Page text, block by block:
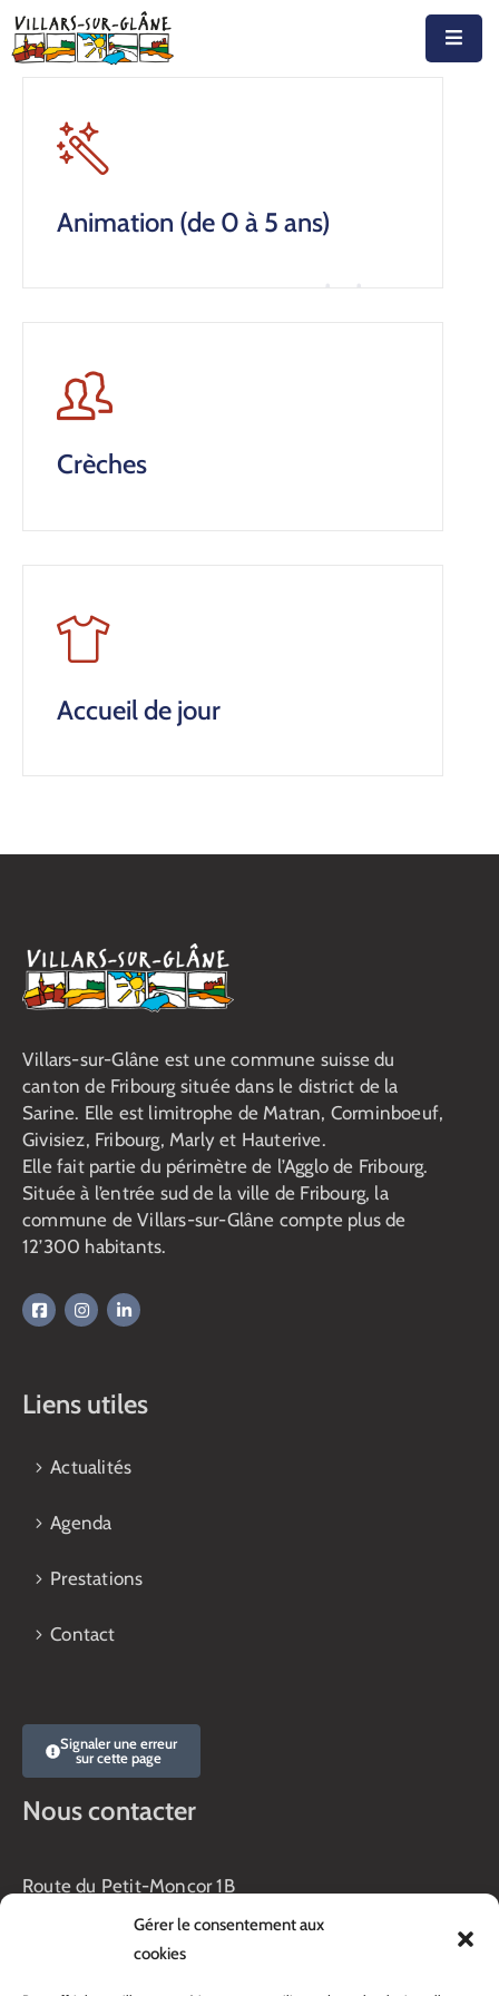
Gérer le consentement aux
cookies
Actualités
Découvrir
Emplois
Animation (de 0 à 5 ans)
Crèches
Accueil de jour
Villars-sur-Glâne est une commune suisse du
canton de Fribourg située dans le district de la
Sarine. Elle est limitrophe de Matran, Corminboeuf,
Givisiez, Fribourg, Marly et Hauterive.
Elle fait partie du périmètre de l’Agglo de Fribourg.
Située à l’entrée sud de la ville de Fribourg, la
commune de Villars-sur-Glâne compte plus de
12’300 habitants.
Liens utiles
Actualités
Agenda
Prestations
Contact
Signaler une erreur
sur cette page
Nous contacter
Route du Petit-Moncor 1B
Case postale 176